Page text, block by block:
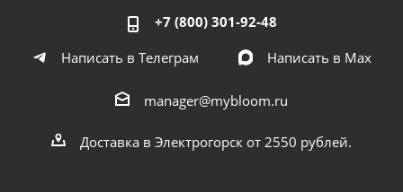
+7 (800) 301-92-48
Написать в Телеграм
Написать в Мах
manager@mybloom.ru
Доставка в Электрогорск от 2550 рублей.